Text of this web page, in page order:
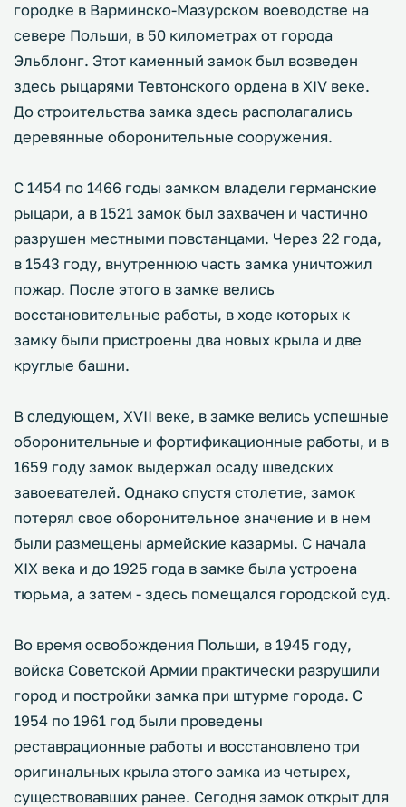
городке в Варминско-Мазурском воеводстве на
севере Польши, в 50 километрах от города
Эльблонг. Этот каменный замок был возведен
здесь рыцарями Тевтонского ордена в XIV веке.
До строительства замка здесь располагались
деревянные оборонительные сооружения.
С 1454 по 1466 годы замком владели германские
рыцари, а в 1521 замок был захвачен и частично
разрушен местными повстанцами. Через 22 года,
в 1543 году, внутреннюю часть замка уничтожил
пожар. После этого в замке велись
восстановительные работы, в ходе которых к
замку были пристроены два новых крыла и две
круглые башни.
В следующем, XVII веке, в замке велись успешные
оборонительные и фортификационные работы, и в
1659 году замок выдержал осаду шведских
завоевателей. Однако спустя столетие, замок
потерял свое оборонительное значение и в нем
были размещены армейские казармы. С начала
XIX века и до 1925 года в замке была устроена
тюрьма, а затем - здесь помещался городской суд.
Во время освобождения Польши, в 1945 году,
войска Советской Армии практически разрушили
город и постройки замка при штурме города. С
1954 по 1961 год были проведены
реставрационные работы и восстановлено три
оригинальных крыла этого замка из четырех,
существовавших ранее. Сегодня замок открыт для